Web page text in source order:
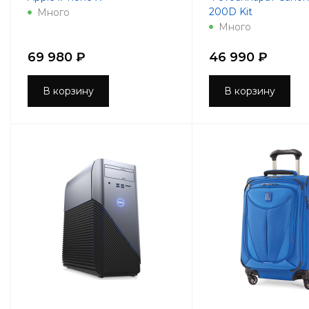
Много
69 980 ₽
В корзину
200D Kit
Много
46 990 ₽
В корзину